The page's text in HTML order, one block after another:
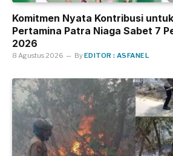
Komitmen Nyata Kontribusi
Pertamina Patra Niaga Sabet 7
2026
8 Agustus 2026 ByEDITOR : ASFANEL